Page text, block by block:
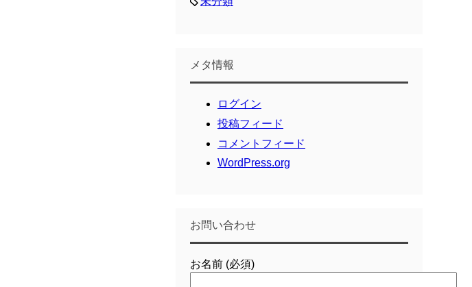
メタ情報
ログイン
投稿フィード
コメントフィード
WordPress.org
お問い合わせ
お名前 (必須)